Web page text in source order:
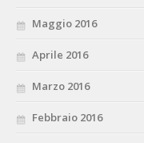
Maggio 2016
Aprile 2016
Marzo 2016
Febbraio 2016